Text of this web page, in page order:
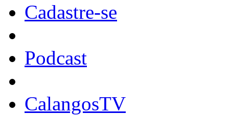
Cadastre-se
Podcast
CalangosTV